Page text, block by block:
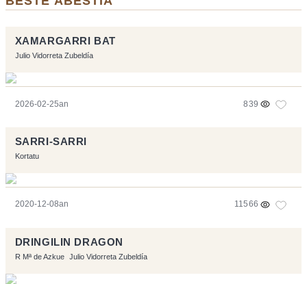
XAMARGARRI BAT
Julio Vidorreta Zubeldía
2026-02-25an 839
SARRI-SARRI
Kortatu
2020-12-08an 11566
DRINGILIN DRAGON
R Mª de Azkue Julio Vidorreta Zubeldía